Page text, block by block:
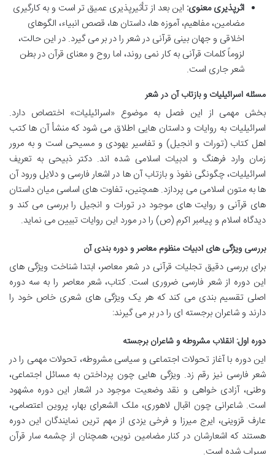
اثرپذیری معنوی: این بعد از تأثیرپذیری عمیق تر است و به کارگیری
مضامین، مفاهیم، آموزه ها، داستان ها، قصص انبیاء، الگوهای
اخلاقی و جهان بینی قرآنی در شعر را در بر می گیرد. در این حالت،
لزوماً کلمات قرآنی به کار نمی روند، اما روح و معنای قرآن در بطن
شعر جاری است.
مسئله اسرائیلیات و بازتاب آن در شعر
بخش مهمی از این فصل به موضوع «اسرائیلیات» اختصاص دارد.
اسرائیلیات به روایات و داستان هایی اطلاق می شود که منشأ آن ها کتب
اهل کتاب (تورات و انجیل) و تفاسیر یهودی و مسیحی است و به مرور
زمان وارد فرهنگ و ادبیات اسلامی شده اند. دکتر ذبیحی به تعریف
اسرائیلیات، چگونگی نفوذ و بازتاب آن ها در اشعار فارسی و دلایل ورود آن
ها به متون اسلامی می پردازد. همچنین، تفاوت های اساسی میان داستان
های قرآنی و روایت های موجود در تورات و انجیل را بررسی می کند و
دیدگاه اسلام و پیامبر اکرم (ص) را در مورد این روایات تبیین می نماید.
بررسی ویژگی های ادبیات منظوم معاصر و دوره بندی آن
برای بررسی دقیق تجلیات قرآنی در شعر معاصر، ابتدا شناخت ویژگی های
این دوره از شعر فارسی ضروری است. کتاب، شعر معاصر را به سه دوره
اصلی تقسیم بندی می کند که هر یک ویژگی های شعری خاص خود را
دارند و شاعران برجسته ای را در بر می گیرند:
دوره اول: انقلاب مشروطه و شاعران برجسته
این دوره با آغاز تحولات اجتماعی و سیاسی مشروطه، تحولات مهمی را در
شعر فارسی نیز رقم زد. ویژگی هایی چون پرداختن به مسائل اجتماعی،
وطنی، آزادی خواهی و نقد وضعیت موجود در اشعار این دوره مشهود
است. شاعرانی چون اقبال لاهوری، ملک الشعرای بهار، پروین اعتصامی،
عارف قزوینی، ایرج میرزا و فرخی یزدی از مهم ترین نمایندگان این دوره
هستند که اشعارشان در کنار مضامین نوین، همچنان از چشمه سار قرآن
سیراب شده است.